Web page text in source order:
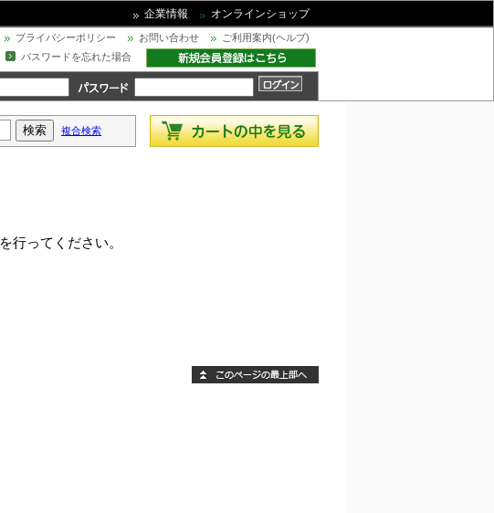
企業情報 オンラインショップ
プライバシーポリシー お問い合わせ
ご利用案内(ヘルプ)
パスワードを忘れた場合
複合検索
を行ってください。